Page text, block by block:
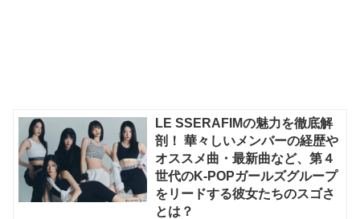
LE SSERAFIMの魅力を徹底解
剖！ 華々しいメンバーの経歴や
オススメ曲・最新曲など、第４
世代のK-POPガールズグループ
をリードする彼女たちのスゴさ
とは？